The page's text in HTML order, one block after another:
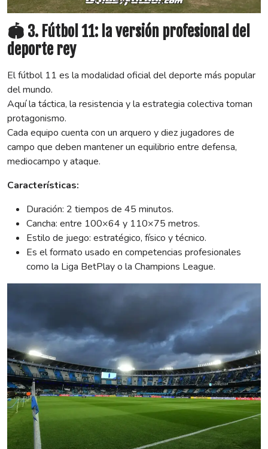
🏟️ 3. Fútbol 11: la versión profesional del
deporte rey
El fútbol 11 es la modalidad oficial del deporte más popular
del mundo.
Aquí la táctica, la resistencia y la estrategia colectiva toman
protagonismo.
Cada equipo cuenta con un arquero y diez jugadores de
campo que deben mantener un equilibrio entre defensa,
mediocampo y ataque.
Características:
Duración: 2 tiempos de 45 minutos.
Cancha: entre 100×64 y 110×75 metros.
Estilo de juego: estratégico, físico y técnico.
Es el formato usado en competencias profesionales
como la Liga BetPlay o la Champions League.